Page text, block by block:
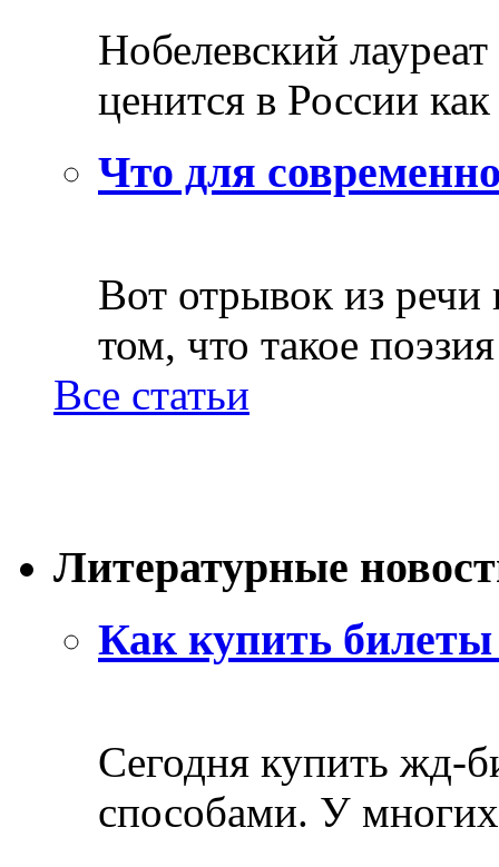
Нобелевский
ценится в России
Что для
Вот отрывок из
том, что такое
Все статьи
Литературные
Как купить билеты
Сегодня купить жд-
способами. У